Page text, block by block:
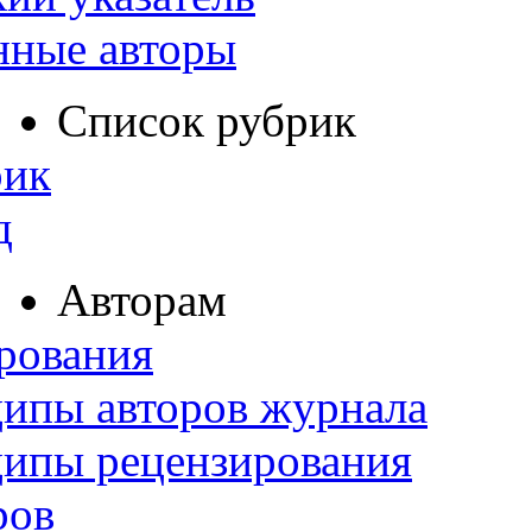
авторы
Список рубрик
Авторам
авторов журнала
рецензирования